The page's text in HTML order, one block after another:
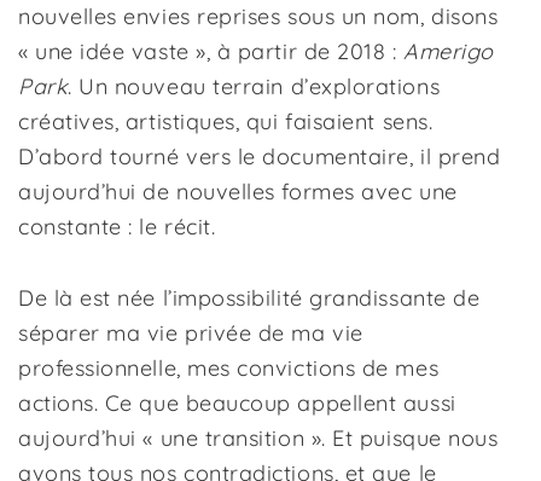
nouvelles envies reprises sous un nom, disons
« une idée vaste », à partir de 2018 : Amerigo
Park. Un nouveau terrain d’explorations
créatives, artistiques, qui faisaient sens.
D’abord tourné vers le documentaire, il prend
aujourd’hui de nouvelles formes avec une
constante : le récit.
De là est née l’impossibilité grandissante de
séparer ma vie privée de ma vie
professionnelle, mes convictions de mes
actions. Ce que beaucoup appellent aussi
aujourd’hui « une transition ». Et puisque nous
avons tous nos contradictions, et que le